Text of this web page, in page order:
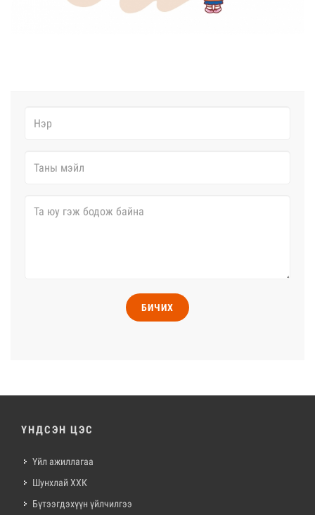
БИЧИХ
ҮНДСЭН ЦЭС
Үйл ажиллагаа
Шунхлай ХХК
Бүтээгдэхүүн үйлчилгээ